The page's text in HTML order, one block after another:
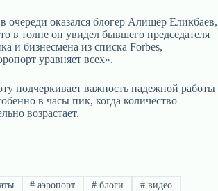
оказался блогер Алишер Еликбаев,
в толпе он увидел бывшего председателя
и бизнесмена из списка Forbes,
уравняет всех».
подчеркивает важность надежной работы
в часы пик, когда количество
возрастает.
# аэропорт # блоги # видео